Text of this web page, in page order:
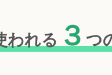
われる ３ つ